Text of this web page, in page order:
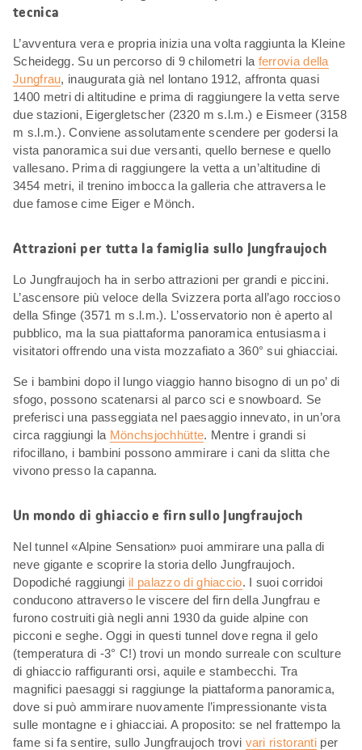
tecnica
L’avventura vera e propria inizia una volta raggiunta la Kleine
Scheidegg. Su un percorso di 9 chilometri la ferrovia della
Jungfrau, inaugurata già nel lontano 1912, affronta quasi
1400 metri di altitudine e prima di raggiungere la vetta serve
due stazioni, Eigergletscher (2320 m s.l.m.) e Eismeer (3158
m s.l.m.). Conviene assolutamente scendere per godersi la
vista panoramica sui due versanti, quello bernese e quello
vallesano. Prima di raggiungere la vetta a un’altitudine di
3454 metri, il trenino imbocca la galleria che attraversa le
due famose cime Eiger e Mönch.
Attrazioni per tutta la famiglia sullo Jungfraujoch
Lo Jungfraujoch ha in serbo attrazioni per grandi e piccini.
L’ascensore più veloce della Svizzera porta all’ago roccioso
della Sfinge (3571 m s.l.m.). L’osservatorio non è aperto al
pubblico, ma la sua piattaforma panoramica entusiasma i
visitatori offrendo una vista mozzafiato a 360° sui ghiacciai.
Se i bambini dopo il lungo viaggio hanno bisogno di un po’ di
sfogo, possono scatenarsi al parco sci e snowboard. Se
preferisci una passeggiata nel paesaggio innevato, in un’ora
circa raggiungi la Mönchsjochhütte. Mentre i grandi si
rifocillano, i bambini possono ammirare i cani da slitta che
vivono presso la capanna.
Un mondo di ghiaccio e firn sullo Jungfraujoch
Nel tunnel «Alpine Sensation» puoi ammirare una palla di
neve gigante e scoprire la storia dello Jungfraujoch.
Dopodiché raggiungi il palazzo di ghiaccio. I suoi corridoi
conducono attraverso le viscere del firn della Jungfrau e
furono costruiti già negli anni 1930 da guide alpine con
picconi e seghe. Oggi in questi tunnel dove regna il gelo
(temperatura di -3° C!) trovi un mondo surreale con sculture
di ghiaccio raffiguranti orsi, aquile e stambecchi. Tra
magnifici paesaggi si raggiunge la piattaforma panoramica,
dove si può ammirare nuovamente l’impressionante vista
sulle montagne e i ghiacciai. A proposito: se nel frattempo la
fame si fa sentire, sullo Jungfraujoch trovi vari ristoranti per